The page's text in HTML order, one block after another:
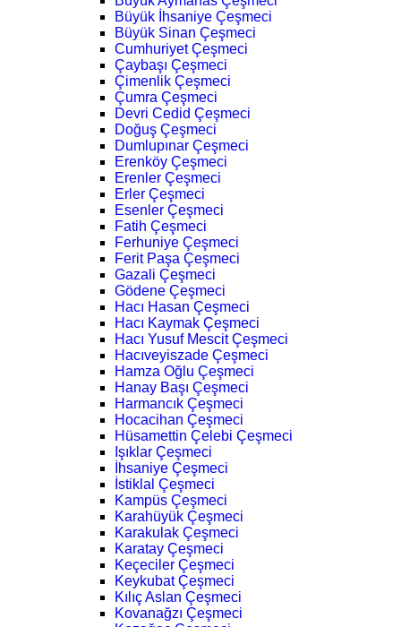
Büyük İhsaniye Çeşmeci
Büyük Sinan Çeşmeci
Cumhuriyet Çeşmeci
Çaybaşı Çeşmeci
Çimenlik Çeşmeci
Çumra Çeşmeci
Devri Cedid Çeşmeci
Doğuş Çeşmeci
Dumlupınar Çeşmeci
Erenköy Çeşmeci
Erenler Çeşmeci
Erler Çeşmeci
Esenler Çeşmeci
Fatih Çeşmeci
Ferhuniye Çeşmeci
Ferit Paşa Çeşmeci
Gazali Çeşmeci
Gödene Çeşmeci
Hacı Hasan Çeşmeci
Hacı Kaymak Çeşmeci
Hacı Yusuf Mescit Çeşmeci
Hacıveyiszade Çeşmeci
Hamza Oğlu Çeşmeci
Hanay Başı Çeşmeci
Harmancık Çeşmeci
Hocacihan Çeşmeci
Hüsamettin Çelebi Çeşmeci
Işıklar Çeşmeci
İhsaniye Çeşmeci
İstiklal Çeşmeci
Kampüs Çeşmeci
Karahüyük Çeşmeci
Karakulak Çeşmeci
Karatay Çeşmeci
Keçeciler Çeşmeci
Keykubat Çeşmeci
Kılıç Aslan Çeşmeci
Kovanağzı Çeşmeci